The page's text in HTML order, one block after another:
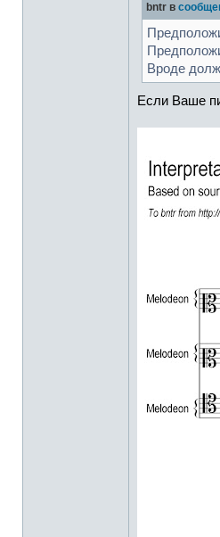
bntr в
Вроде
Если Ваше